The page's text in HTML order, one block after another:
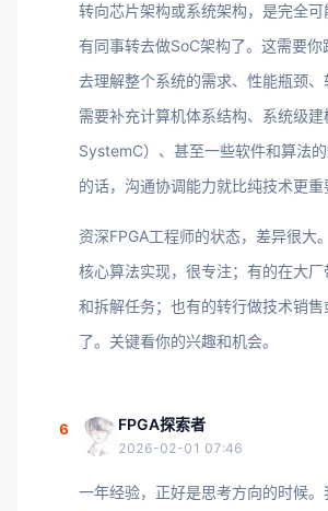
转向芯片架构或系统架构，是完全
有同事转去做SoC架构了。这需要你
去理解整个系统的需求、性能瓶颈
需要补充计算机体系结构、系统级建
SystemC）、甚至一些软件和算法
的话，沟通协调能力就比纯技术更重
资深FPGA工程师的状态，差异很大
核心算法实现，很专注；有的在大
和拆解任务；也有的转行做技术销
了。关键看你的兴趣和机会。
6 FPGA探索者
2026-02-01 07:46
一年经验，正好是思考方向的时候